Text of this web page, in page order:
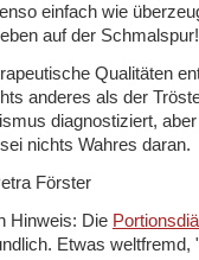
einfach wie
auf der
Qualitäten
anderes als der
diagnostiziert, aber
nichts Wahres daran.
Förster
Hinweis: Die
Etwas weltfremd,